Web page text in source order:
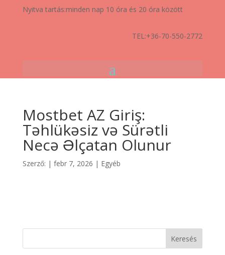
Nyitva tartás:minden nap 10 óra és 20 óra között
TEL:+36-70-550-2772
Mostbet AZ Giriş:
Təhlükəsiz və Sürətli
Necə Əlçatan Olunur
Szerző: | febr 7, 2026 | Egyéb